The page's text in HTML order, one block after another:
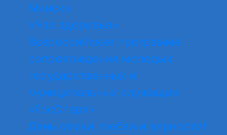
Минске
«Час здоровья»
Всероссийская программа
сопровождения молодых
государственных и
муниципальных служащих
«ГосСтарт»
День семьи, любви и верности!